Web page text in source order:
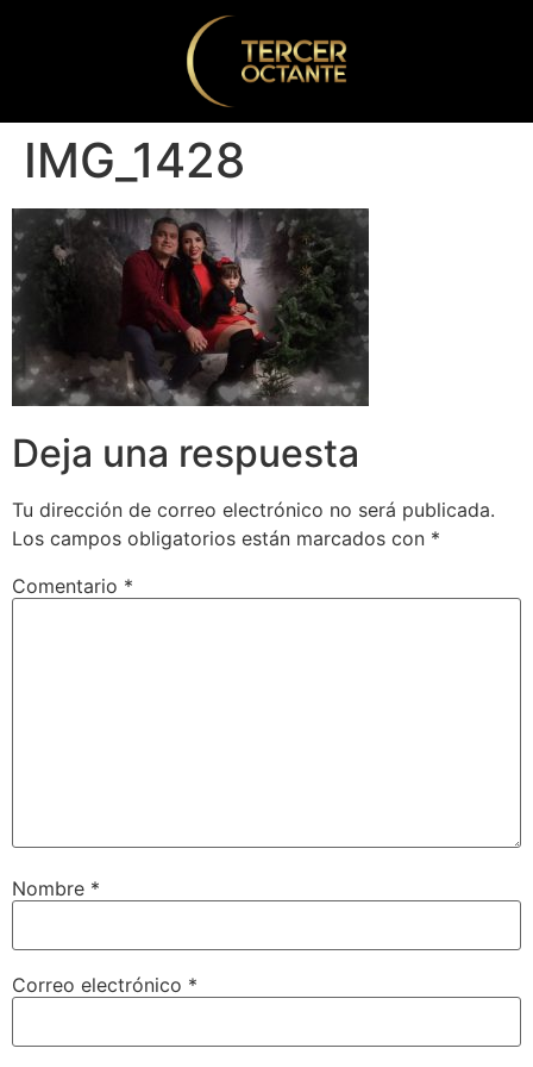
IMG_1428
Deja una respuesta
Tu dirección de correo electrónico no será publicada.
Los campos obligatorios están marcados con *
Comentario *
Nombre *
Correo electrónico *